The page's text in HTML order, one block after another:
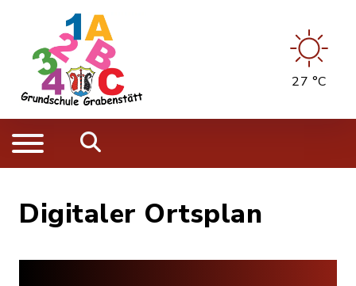
27 °C
Digitaler Ortsplan